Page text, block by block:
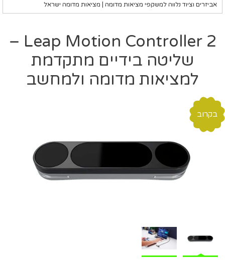
אביזרים וציוד נלווה למשקפי מציאות מדומה | מציאות מדומה ישראל
Leap Motion Controller 2 –
שליטה בידיים מתקדמת
למציאות מדומה ולמחשב
בקרוב